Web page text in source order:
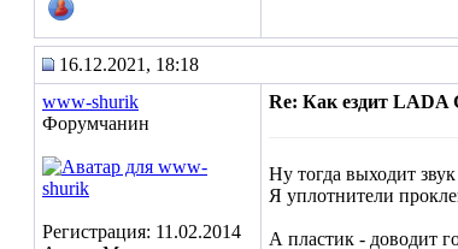
16.12.2021, 18:18
www-shurik
Форумчанин
Регистрация: 11.02.2014
Re: Как ездит LADA
Ну тогда выходит звук
Я уплотнители
А пластик - доводит